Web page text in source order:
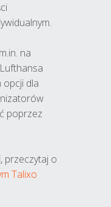
na
opcji dla
poprzez
przeczytaj o
Talixo